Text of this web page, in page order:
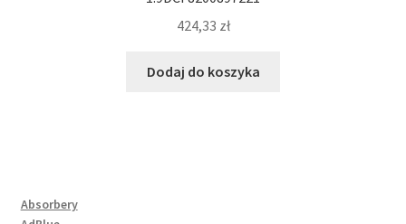
424,33 zł
Dodaj do koszyka
Absorbery